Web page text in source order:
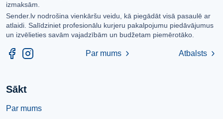
izmaksām.
Sender.lv nodrošina vienkāršu veidu, kā piegādāt visā pasaulē ar
atlaidi. Salīdziniet profesionālu kurjeru pakalpojumu piedāvājumus
un izvēlieties savām vajadzībām un budžetam piemērotāko.
Par mums chevron_right Atbalsts chevron_right
Sākt
Par mums